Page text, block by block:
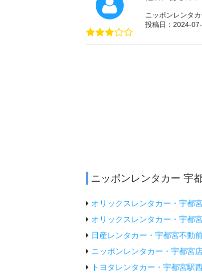
ニッポンレンタ
投稿日：2024-
ニッポンレンタカー 宇
オリックスレンタカー・宇都
オリックスレンタカー・宇都
日産レンタカー・宇都宮不動
ニッポンレンタカー・宇都宮
トヨタレンタカー・宇都宮駅